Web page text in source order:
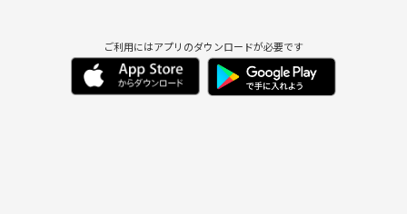
ご利用にはアプリのダウンロードが必要です